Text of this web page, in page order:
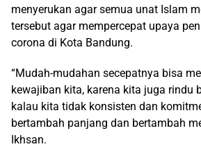
menyerukan agar semua unat Islam
tersebut agar mempercepat upaya
corona di Kota Bandung.
“Mudah-mudahan secepatnya bisa
kewajiban kita, karena kita juga rindu
kalau kita tidak konsisten dan
bertambah panjang dan bertambah
Ikhsan.